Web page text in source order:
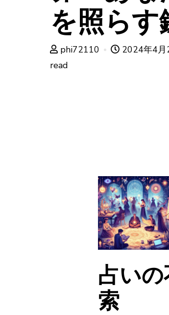
を照らす
phi72110 2024年4月
read
占い
索